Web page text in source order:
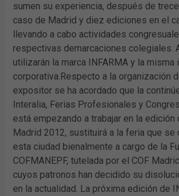
sumen su experiencia, después de
caso de Madrid y diez ediciones en el
llevando a cabo actividades
respectivas demarcaciones colegiales.
utilizarán la marca INFARMA y la misma
corporativa.Respecto a la organización
expositor se ha acordado que la
Interalia, Ferias Profesionales y
está empezando a trabajar en la edición
Madrid 2012, sustituirá a la feria que se
esta ciudad bienalmente a cargo de la
COFMANEPF, tutelada por el COF
cuyos patronos han decidido su
en la actualidad. La próxima edición de